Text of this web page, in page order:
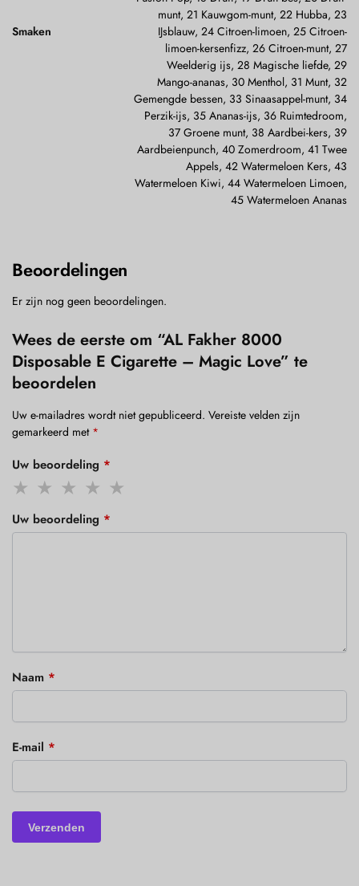
Smaken
munt, 21 Kauwgom-munt, 22 Hubba, 23
IJsblauw, 24 Citroen-limoen, 25 Citroen-
limoen-kersenfizz, 26 Citroen-munt, 27
Weelderig ijs, 28 Magische liefde, 29
Mango-ananas, 30 Menthol, 31 Munt, 32
Gemengde bessen, 33 Sinaasappel-munt, 34
Perzik-ijs, 35 Ananas-ijs, 36 Ruimtedroom,
37 Groene munt, 38 Aardbei-kers, 39
Aardbeienpunch, 40 Zomerdroom, 41 Twee
Appels, 42 Watermeloen Kers, 43
Watermeloen Kiwi, 44 Watermeloen Limoen,
45 Watermeloen Ananas
Beoordelingen
Er zijn nog geen beoordelingen.
Wees de eerste om “AL Fakher 8000
Disposable E Cigarette – Magic Love” te
beoordelen
Uw e-mailadres wordt niet gepubliceerd. Vereiste velden zijn
gemarkeerd met *
Uw beoordeling *
Uw beoordeling *
Naam *
E-mail *